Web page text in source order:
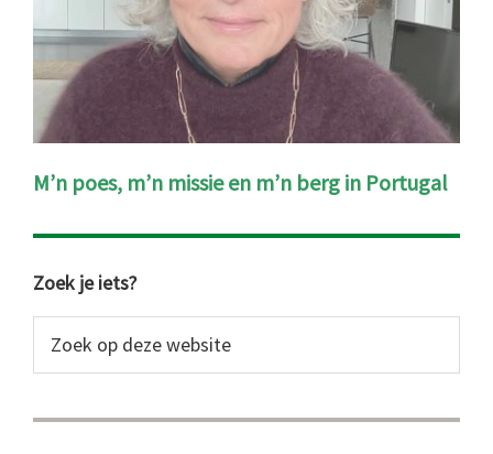
M’n poes, m’n missie en m’n berg in Portugal
Primaire
Sidebar
Zoek je iets?
op
website